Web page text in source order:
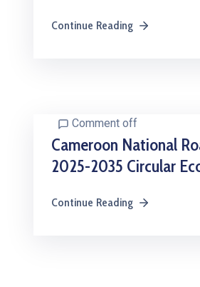
Continue Reading
Comment off
Cameroon National
2025-2035 Circular
Continue Reading